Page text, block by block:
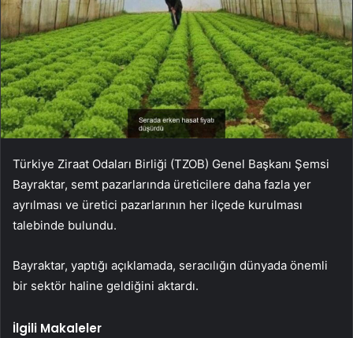
Türkiye Ziraat Odaları Birliği (TZOB) Genel Başkanı Şemsi
Bayraktar, semt pazarlarında üreticilere daha fazla yer
ayrılması ve üretici pazarlarının her ilçede kurulması
talebinde bulundu.
Bayraktar, yaptığı açıklamada, seracılığın dünyada önemli
bir sektör haline geldiğini aktardı.
İlgili Makaleler